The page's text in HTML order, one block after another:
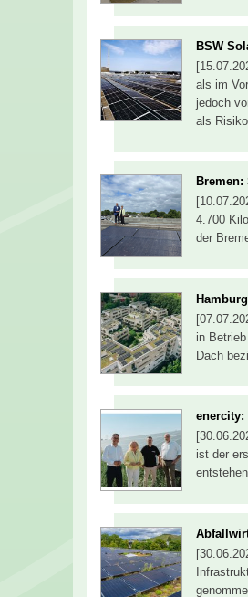
BSW
als im
jedoch
als
4.700
der
in
Dach
enercity:
ist der